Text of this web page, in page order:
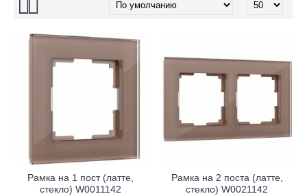
Рамка на 1 пост (латте,
стекло) W0011142
Рамка на 2 поста (латте,
стекло) W0021142